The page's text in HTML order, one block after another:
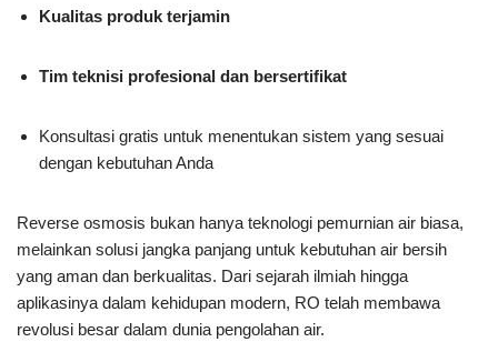
Kualitas produk terjamin
Tim teknisi profesional dan bersertifikat
Konsultasi gratis untuk menentukan sistem yang sesuai
dengan kebutuhan Anda
Reverse osmosis bukan hanya teknologi pemurnian air biasa,
melainkan solusi jangka panjang untuk kebutuhan air bersih
yang aman dan berkualitas. Dari sejarah ilmiah hingga
aplikasinya dalam kehidupan modern, RO telah membawa
revolusi besar dalam dunia pengolahan air.